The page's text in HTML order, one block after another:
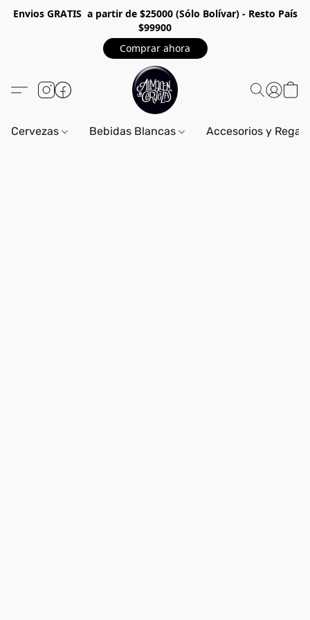
Envios GRATIS a partir de $25000 (Sólo Bolívar) - Resto País
$99900
Comprar ahora
Cervezas Bebidas Blancas Accesorios y